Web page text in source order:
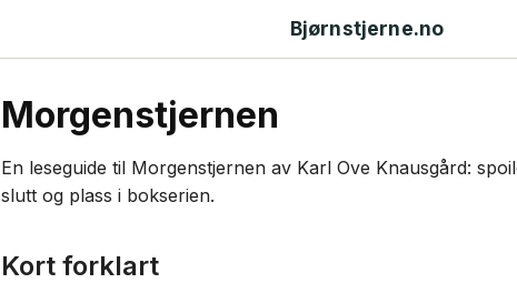
Bjørnstjerne.no
Morgenstjernen
En leseguide til Morgenstjernen av Karl Ove Knausgård:
slutt og plass i bokserien.
Kort forklart